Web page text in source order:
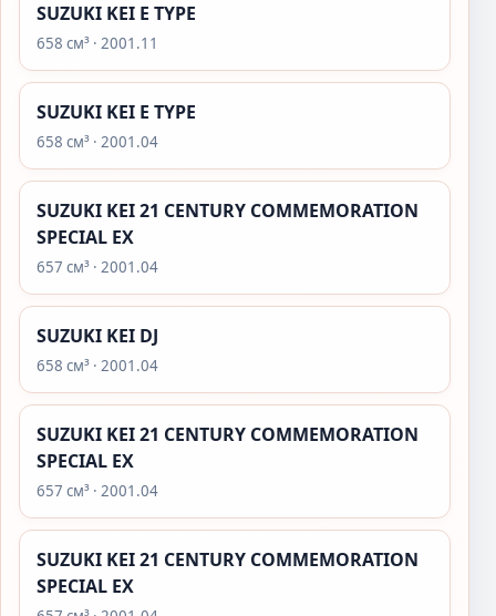
SUZUKI KEI E TYPE
658 см³ · 2001.11
SUZUKI KEI E TYPE
658 см³ · 2001.04
SUZUKI KEI 21 CENTURY COMMEMORATION
SPECIAL EX
657 см³ · 2001.04
SUZUKI KEI DJ
658 см³ · 2001.04
SUZUKI KEI 21 CENTURY COMMEMORATION
SPECIAL EX
657 см³ · 2001.04
SUZUKI KEI 21 CENTURY COMMEMORATION
SPECIAL EX